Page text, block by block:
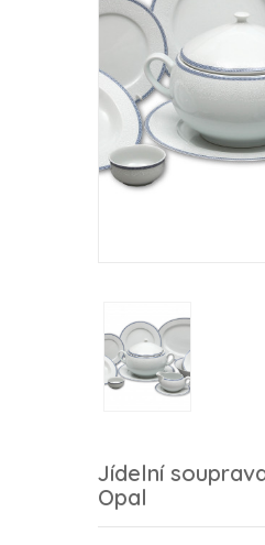
Jídelní
Opal